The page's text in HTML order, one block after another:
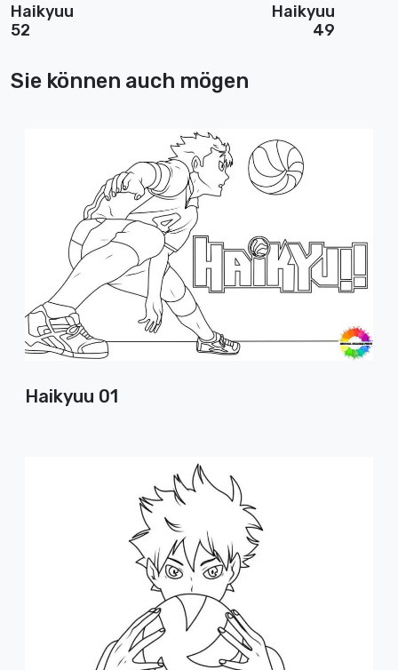
Haikyuu
52
Haikyuu
49
Sie können auch mögen
Haikyuu 01